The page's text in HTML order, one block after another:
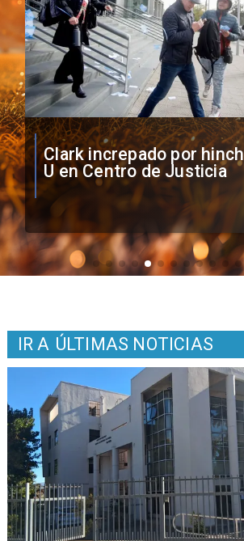
Vozinha firma contrato
Colo como nuevo
IR A ÚLTIMAS NOTICIAS